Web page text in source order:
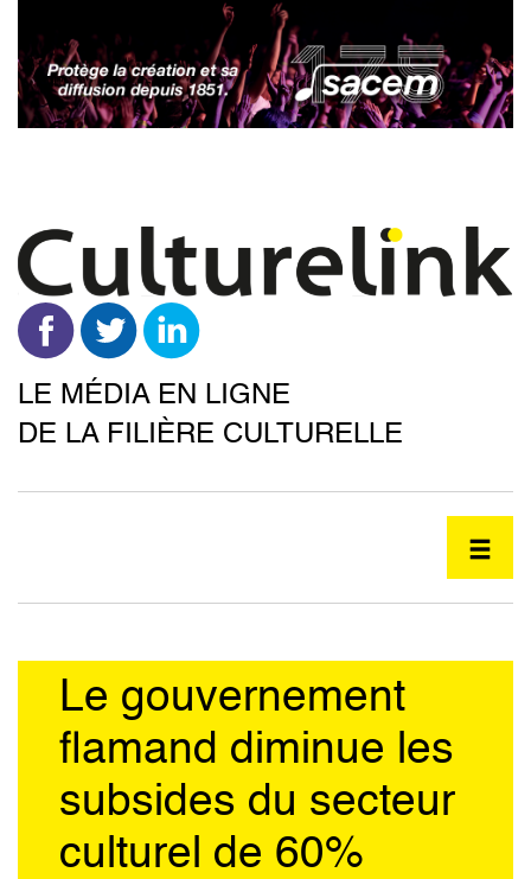
contenu
principal
LE MÉDIA EN LIGNE
DE LA FILIÈRE CULTURELLE
Le gouvernement
flamand diminue les
subsides du secteur
culturel de 60%